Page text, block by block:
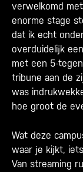
verwelkomd
enorme stage
dat ik echt
overduidelijk
met een 5-
tribune aan de
was
hoe groot de
Wat deze
waar je kijkt,
Van streaming